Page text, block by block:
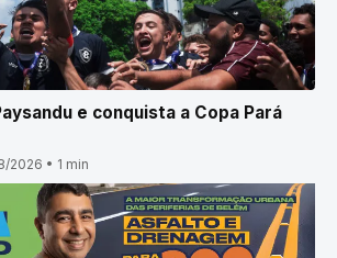
e conquista a Copa Pará
2026 • 1 min